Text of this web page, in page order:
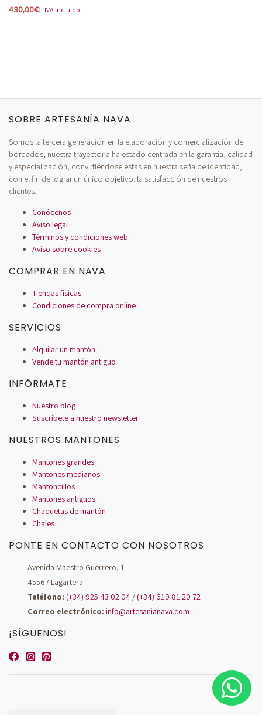
430,00€ IVA incluido
SOBRE ARTESANÍA NAVA
Somos la tercera generación en la elaboración y comercialización de
bordados, nuestra trayectoria ha estado centrada en la garantía, calidad
y especialización, convirtiéndose éstas en nuestra seña de identidad,
con el fin de lograr un único objetivo: la satisfacción de nuestros
clientes.
Conócenos
Aviso legal
Términos y condiciones web
Aviso sobre cookies
COMPRAR EN NAVA
Tiendas físicas
Condiciones de compra online
SERVICIOS
Alquilar un mantón
Vende tu mantón antiguo
INFÓRMATE
Nuestro blog
Suscríbete a nuestro newsletter
NUESTROS MANTONES
Mantones grandes
Mantones medianos
Mantoncillos
Mantones antiguos
Chaquetas de mantón
Chales
PONTE EN CONTACTO CON NOSOTROS
Avenida Maestro Guerrero, 1
45567 Lagartera
Teléfono: (+34) 925 43 02 04 /(+34) 619 81 20 72
Correo electrónico: info@artesanianava.com
¡SÍGUENOS!